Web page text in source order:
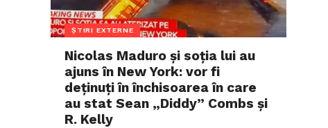
ȘTIRI EXTERNE
Nicolas Maduro și soția lui au
ajuns în New York: vor fi
deținuți în închisoarea în care
au stat Sean „Diddy” Combs și
R. Kelly